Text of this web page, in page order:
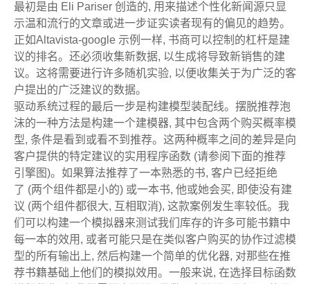
最初是由 Eli Pariser 创造的, 用来描述个性化新闻源只显
示温和流行的文章或进一步证实读者现有的偏见的趋势。
正如Altavista-google 示例一样, 书商可以控制的杠杆是建
议的排名。还必须收集新数据, 以生成将导致新销售的建
议。这将需要进行许多随机实验, 以便收集关于为广泛的客
户提出的广泛建议的数据。
驱动系统过程的最后一步是构建模型装配线。摆脱推荐泡
沫的一种方法是构建一个建模器, 其中包含两个购买概率模
型, 条件是看到或看不到推荐。这两种概率之间的差异是向
客户提供的特定建议的实用程序函数 (请参阅下面的推荐
引擎图)。如果算法推荐了一本熟悉的书, 客户已经拒绝
了 (两个组件都是小的) 或一本书, 他或她会买, 即使没有建
议 (两个组件都很大, 互相取消), 这款案例发生率较低。我
们可以构建一个模拟器来测试我们库存的许多可能书籍中
每一本的效用, 或者可能只是在类似客户购买的协作过滤模
型的所有输出上, 然后构建一个简单的优化器, 对那些在推
荐书籍基础上他们的模拟效用。一般来说, 在选择目标函数